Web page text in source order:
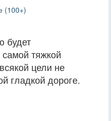
(100+)
будет
тяжкой
цели не
гладкой дороге.